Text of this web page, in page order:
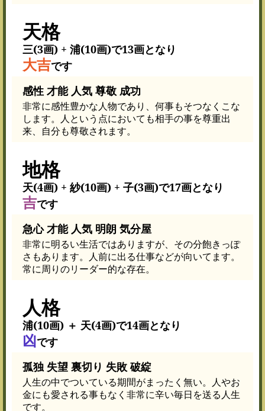
天格
三(3画) + 浦(10画)で13画となり
大吉です
感性 才能 人気 尊敬 成功
非常に感性豊かな人物であり、何事もそつなくこな
します。人という点においても相手の事を尊重出
来、自分も尊敬されます。
地格
天(4画) + 紗(10画) + 子(3画)で17画となり
吉です
急心 才能 人気 明朗 気分屋
非常に明るい生活ではありますが、その分飽きっぽ
さもあります。人前に出る仕事などが向いてます。
常に周りのリーダー的な存在。
人格
浦(10画) ＋ 天(4画)で14画となり
凶です
孤独 失望 裏切り 失敗 破綻
人生の中でついている期間がまったく無い。人やお
金にも愛される事もなく非常に辛い毎日を送る人生
です。